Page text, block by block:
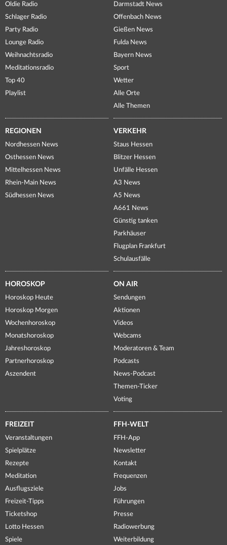
Oldie Radio
Schlager Radio
Party Radio
Lounge Radio
Weihnachtsradio
Meditationsradio
Top 40
Playlist
Darmstadt News
Offenbach News
Gießen News
Fulda News
Bayern News
Sport
Wetter
Alle Orte
Alle Themen
REGIONEN
Nordhessen News
Osthessen News
Mittelhessen News
Rhein-Main News
Südhessen News
VERKEHR
Staus Hessen
Blitzer Hessen
Unfälle Hessen
A3 News
A5 News
A661 News
Günstig tanken
Parkhäuser
Flugplan Frankfurt
Schulausfälle
HOROSKOP
Horoskop Heute
Horoskop Morgen
Wochenhoroskop
Monatshoroskop
Jahreshoroskop
Partnerhoroskop
Aszendent
ON AIR
Sendungen
Aktionen
Videos
Webcams
Moderatoren & Team
Podcasts
News-Podcast
Themen-Ticker
Voting
FREIZEIT
Veranstaltungen
Spielplätze
Rezepte
Meditation
Ausflugsziele
Freizeit-Tipps
Ticketshop
Lotto Hessen
Spiele
FFH-WELT
FFH-App
Newsletter
Kontakt
Frequenzen
Jobs
Führungen
Presse
Radiowerbung
Weiterbildung